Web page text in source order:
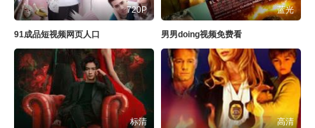
720P
91成品短视频网页人口
蓝光
男男doing视频免费看
标清 高清